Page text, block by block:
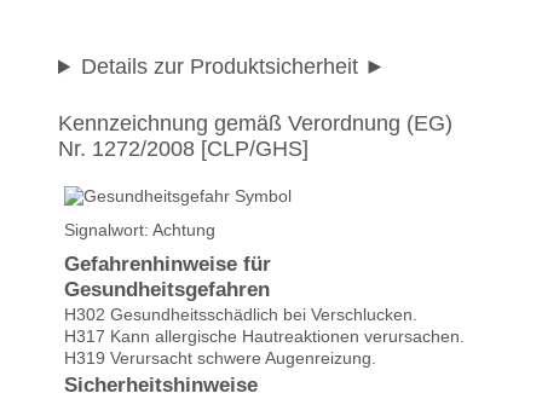
Details zur Produktsicherheit
Kennzeichnung gemäß Verordnung (EG)
Nr. 1272/2008 [CLP/GHS]
Signalwort: Achtung
Gefahrenhinweise für
Gesundheitsgefahren
H302 Gesundheitsschädlich bei Verschlucken.
H317 Kann allergische Hautreaktionen verursachen.
H319 Verursacht schwere Augenreizung.
Sicherheitshinweise